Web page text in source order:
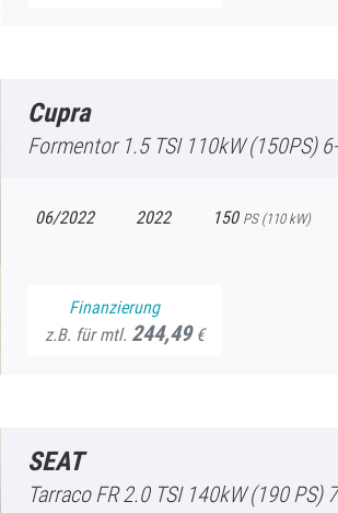
Cupra
Formentor 1.5 TSI 110kW (150PS) 6-Gang
06/2022 2022 150 PS (110kW)
Finanzierung
z.B. für mtl. 244,49€
SEAT
TarracoFR 2.0 TSI 140kW (190 PS) 7-Gang